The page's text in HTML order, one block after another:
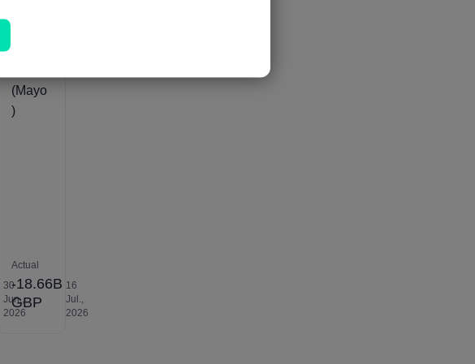
30
Jun.,
2026
(Mayo
)
Actual
-18.66B
GBP
16
Jul.,
2026